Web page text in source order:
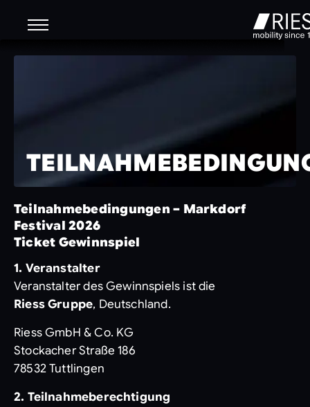
Teilnahmebedingungen – Markdorf
Festival 2026
Ticket Gewinnspiel
1. Veranstalter
Veranstalter des Gewinnspiels ist die
Riess Gruppe, Deutschland.
Riess GmbH & Co. KG
Stockacher Straße 186
78532 Tuttlingen
2. Teilnahmeberechtigung